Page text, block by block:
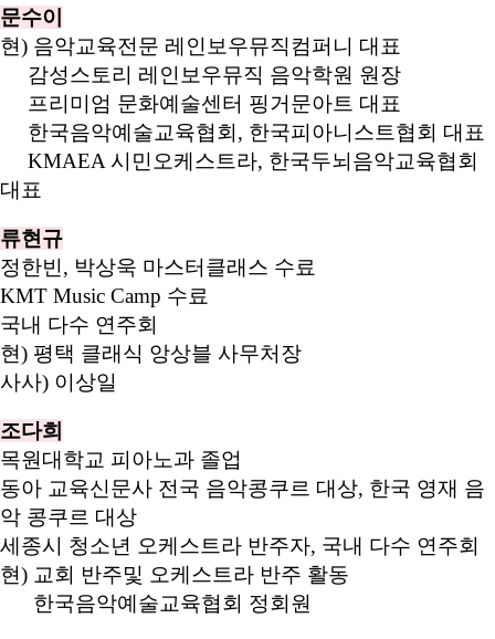
문수이
현) 음악교육전문 레인보우뮤직컴퍼니 대표
감성스토리 레인보우뮤직 음악학원 원장
프리미엄 문화예술센터 핑거문아트 대표
한국음악예술교육협회, 한국피아니스트협회 대표
KMAEA 시민오케스트라, 한국두뇌음악교육협회
대표
류현규
정한빈, 박상욱 마스터클래스 수료
KMT Music Camp 수료
국내 다수 연주회
현) 평택 클래식 앙상블 사무처장
사사) 이상일
조다희
목원대학교 피아노과 졸업
동아 교육신문사 전국 음악콩쿠르 대상, 한국 영재 음
악 콩쿠르 대상
세종시 청소년 오케스트라 반주자, 국내 다수 연주회
현) 교회 반주및 오케스트라 반주 활동
한국음악예술교육협회 정회원